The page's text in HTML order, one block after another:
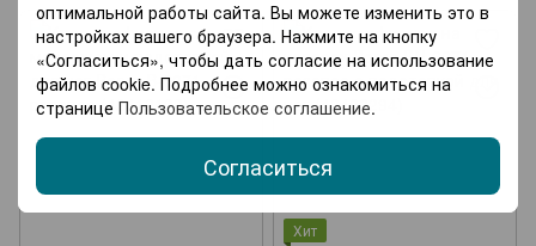
оптимальной работы сайта. Вы можете изменить это в
настройках вашего браузера. Нажмите на кнопку
«Согласиться», чтобы дать согласие на использование
файлов cookie. Подробнее можно ознакомиться на
странице Пользовательское соглашение.
Согласиться
Хит